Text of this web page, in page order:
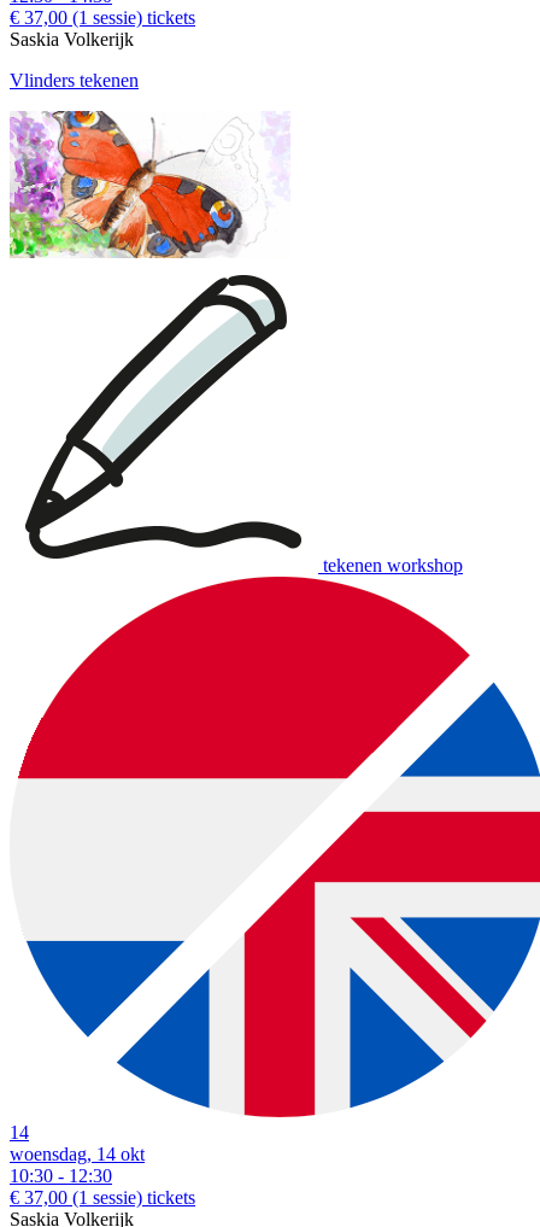
€ 37,00 (1 sessie) tickets
Saskia Volkerijk
Vlinders tekenen
tekenen workshop
14
woensdag, 14 okt
10:30 - 12:30
€ 37,00 (1 sessie) tickets
Saskia Volkerijk